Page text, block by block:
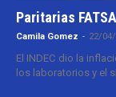
Paritarias
Camila Gomez - 22/
El INDEC dio la
los laboratorios y el